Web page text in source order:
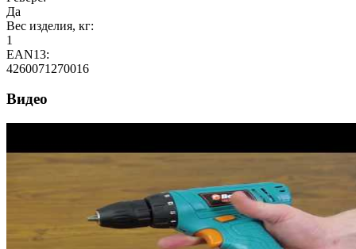
Да
Вес изделия, кг:
1
EAN13:
4260071270016
Видео